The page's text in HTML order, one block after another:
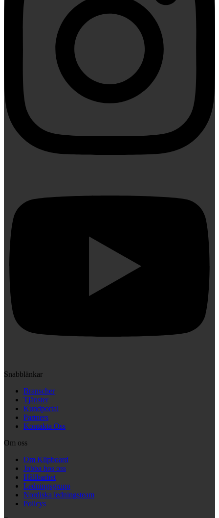
Snabblänkar
Branscher
Tjänster
Kundportal
Partners
Kontakta Oss
Om oss
Om Klipboard
Jobba hos oss
Hållbarhet
Ledningsgrupp
Nordiska ledningsteam
Policys